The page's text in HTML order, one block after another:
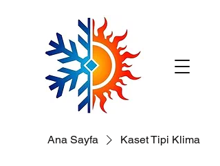
Ana Sayfa Kaset Tipi Klima